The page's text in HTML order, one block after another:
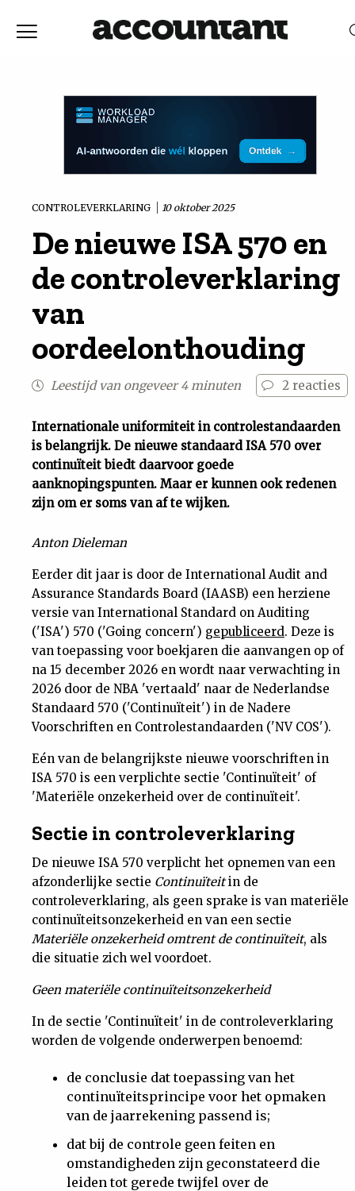
Vaktechniek
Achtergrond
Uit
Feiten
Cijfers
Magazine
Podcast
Dossiers
Nieuwsbrief
Contact
CONTROLEVERKLARING 10 oktober 2025
De nieuwe ISA 570 en
de controleverklaring
van
oordeelonthouding
Leestijd van ongeveer 4 minuten 2 reacties
Internationale uniformiteit in controlestandaarden
is belangrijk. De nieuwe standaard ISA 570 over
continuïteit biedt daarvoor goede
aanknopingspunten. Maar er kunnen ook redenen
zijn om er soms van af te wijken.
Anton Dieleman
Eerder dit jaar is door de International Audit and
Assurance Standards Board (IAASB) een herziene
versie van International Standard on Auditing
('ISA') 570 ('Going concern') gepubliceerd. Deze is
van toepassing voor boekjaren die aanvangen op of
na 15 december 2026 en wordt naar verwachting in
2026 door de NBA 'vertaald' naar de Nederlandse
Standaard 570 ('Continuïteit') in de Nadere
Voorschriften en Controlestandaarden ('NV COS').
Eén van de belangrijkste nieuwe voorschriften in
ISA 570 is een verplichte sectie 'Continuïteit' of
'Materiële onzekerheid over de continuïteit'.
Sectie in controleverklaring
De nieuwe ISA 570 verplicht het opnemen van een
afzonderlijke sectie Continuïteitin de
controleverklaring, als geen sprake is van materiële
continuïteitsonzekerheid en van een sectie
Materiële onzekerheid omtrent de continuïteit, als
die situatie zich wel voordoet.
Geen materiële continuïteitsonzekerheid
In de sectie 'Continuïteit' in de controleverklaring
worden de volgende onderwerpen benoemd:
de conclusie dat toepassing van het
continuïteitsprincipe voor het opmaken
van de jaarrekening passend is;
dat bij de controle geen feiten en
omstandigheden zijn geconstateerd die
leiden tot gerede twijfel over de